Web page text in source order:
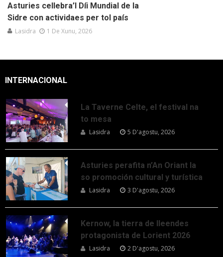
Asturies cellebra’l Díi Mundial de la
Sidre con actividaes per tol país
Lasidra 1 De Xunu, 2026
INTERNACIONAL
La Taverne Celte, el festival na
to mesa
Lasidra 5 D'agostu, 2026
Asturies perafita n’An Oriant la
so promoción cultural y turística
Lasidra 3 D'agostu, 2026
Kernow, la tierra de lleendes
protagonista de Lorient 2026
Lasidra 2 D'agostu, 2026